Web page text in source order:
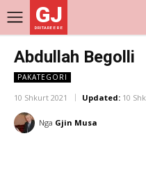
GJ
DRITARE E RE
Abdullah Begolli
PAKATEGORI
10 Shkurt 2021 Updated: 10
Nga Gjin Musa